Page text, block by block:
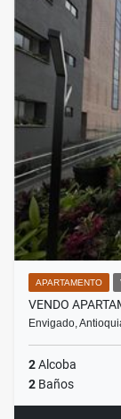
APARTAMENTO
VENDO
Envigado,
2Alcoba
2 Baños